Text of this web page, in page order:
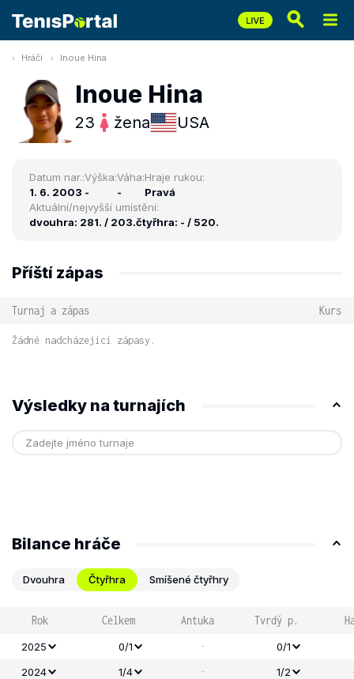
Hráči Inoue Hina
Inoue Hina
23 žena USA
Datum nar.:
1. 6. 2003
Výška:
-
Váha:
-
Hraje rukou:
Pravá
Aktuální/nejvyšší umístění:
dvouhra: 281. / 203.čtyřhra: - / 520.
Příští zápas
Turnaj a zápas Kurs
Žádné nadcházející zápasy.
Výsledky na turnajích
Bilance hráče
Dvouhra Čtyřhra Smíšené čtyřhry
Rok Celkem Antuka Tvrdý p.
2025 0/1 -
0/1
2024
1/4 - 1/2